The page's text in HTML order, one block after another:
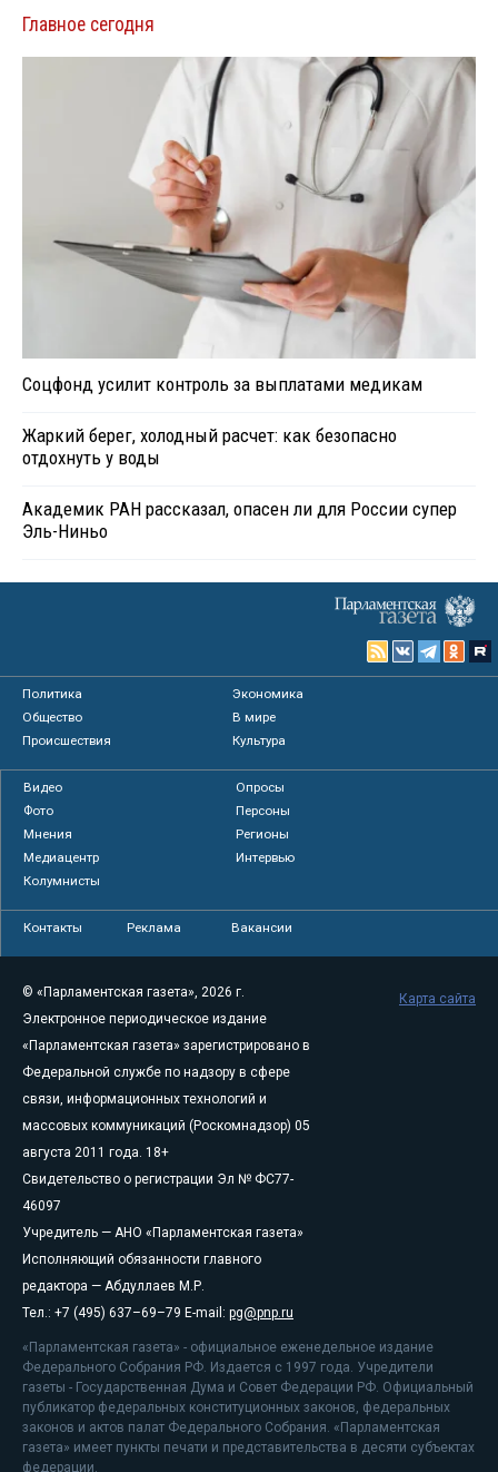
Главное сегодня
Соцфонд усилит контроль за выплатами медикам
Жаркий берег, холодный расчет: как безопасно
отдохнуть у воды
Академик РАН рассказал, опасен ли для России супер
Эль-Ниньо
Политика
Экономика
Общество
В мире
Происшествия
Культура
Видео
Опросы
Фото
Персоны
Мнения
Регионы
Медиацентр
Интервью
Колумнисты
Контакты Реклама Вакансии
© «Парламентская газета», 2026 г.
Электронное периодическое издание
«Парламентская газета» зарегистрировано в
Федеральной службе по надзору в сфере
связи, информационных технологий и
массовых коммуникаций (Роскомнадзор) 05
августа 2011 года. 18+
Свидетельство о регистрации Эл № ФС77-
46097
Учредитель — АНО «Парламентская газета»
Исполняющий обязанности главного
редактора — Абдуллаев М.Р.
Тел.: +7 (495) 637–69–79 E-mail: pg@pnp.ru
«Парламентская газета» - официальное еженедельное издание
Федерального Собрания РФ. Издается с 1997 года. Учредители
газеты - Государственная Дума и Совет Федерации РФ. Официальный
публикатор федеральных конституционных законов, федеральных
законов и актов палат Федерального Собрания. «Парламентская
газета» имеет пункты печати и представительства в десяти субъектах
федерации.
Карта сайта